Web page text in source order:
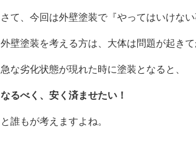
さて、今回は外壁塗装で『やってはいけな
外壁塗装を考える方は、大体は問題が起き
急な劣化状態が現れた時に塗装となると、
なるべく、安く済ませたい！
と誰もが考えますよね。